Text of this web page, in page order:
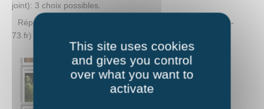
joint): 3 choix possibles.
Réponse par la Newsletter, par mail (contact@fourmiliere-
73.fr) ou à l’accueil de La Fourmilière.
This site uses cookies
and gives you control
over what you want to
activate